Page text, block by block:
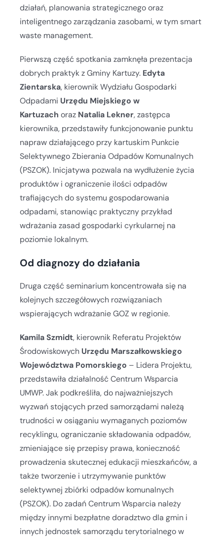
działań, planowania strategicznego oraz
inteligentnego zarządzania zasobami, w tym smart
waste management.
Pierwszą część spotkania zamknęła prezentacja
dobrych praktyk z Gminy Kartuzy. Edyta
Zientarska, kierownik Wydziału Gospodarki
Odpadami Urzędu Miejskiego w
Kartuzach oraz Natalia Lekner, zastępca
kierownika, przedstawiły funkcjonowanie punktu
napraw działającego przy kartuskim Punkcie
Selektywnego Zbierania Odpadów Komunalnych
(PSZOK). Inicjatywa pozwala na wydłużenie życia
produktów i ograniczenie ilości odpadów
trafiających do systemu gospodarowania
odpadami, stanowiąc praktyczny przykład
wdrażania zasad gospodarki cyrkularnej na
poziomie lokalnym.
Od diagnozy do działania
Druga część seminarium koncentrowała się na
kolejnych szczegółowych rozwiązaniach
wspierających wdrażanie GOZ w regionie.
Kamila Szmidt, kierownik Referatu Projektów
Środowiskowych Urzędu Marszałkowskiego
Województwa Pomorskiego – Lidera Projektu,
przedstawiła działalność Centrum Wsparcia
UMWP. Jak podkreśliła, do najważniejszych
wyzwań stojących przed samorządami należą
trudności w osiąganiu wymaganych poziomów
recyklingu, ograniczanie składowania odpadów,
zmieniające się przepisy prawa, konieczność
prowadzenia skutecznej edukacji mieszkańców, a
także tworzenie i utrzymywanie punktów
selektywnej zbiórki odpadów komunalnych
(PSZOK). Do zadań Centrum Wsparcia należy
między innymi bezpłatne doradztwo dla gmin i
innych jednostek samorządu terytorialnego w